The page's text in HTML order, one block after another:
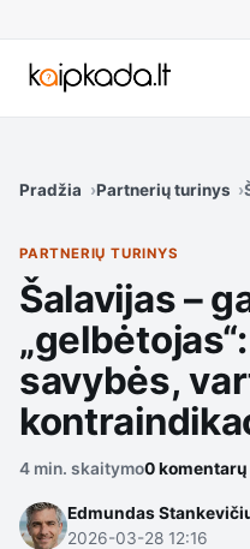
Pradžia Partnerių turinys
PARTNERIŲ TURINYS
Šalavijas –
savybės,
4 min. skaitymo0 komentarų
Edmundas
2026-03-28 12:16